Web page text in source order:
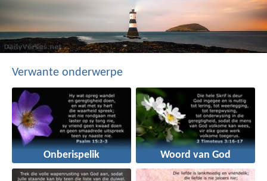
Verwante onderwerpe
Onberispelik Woord van God